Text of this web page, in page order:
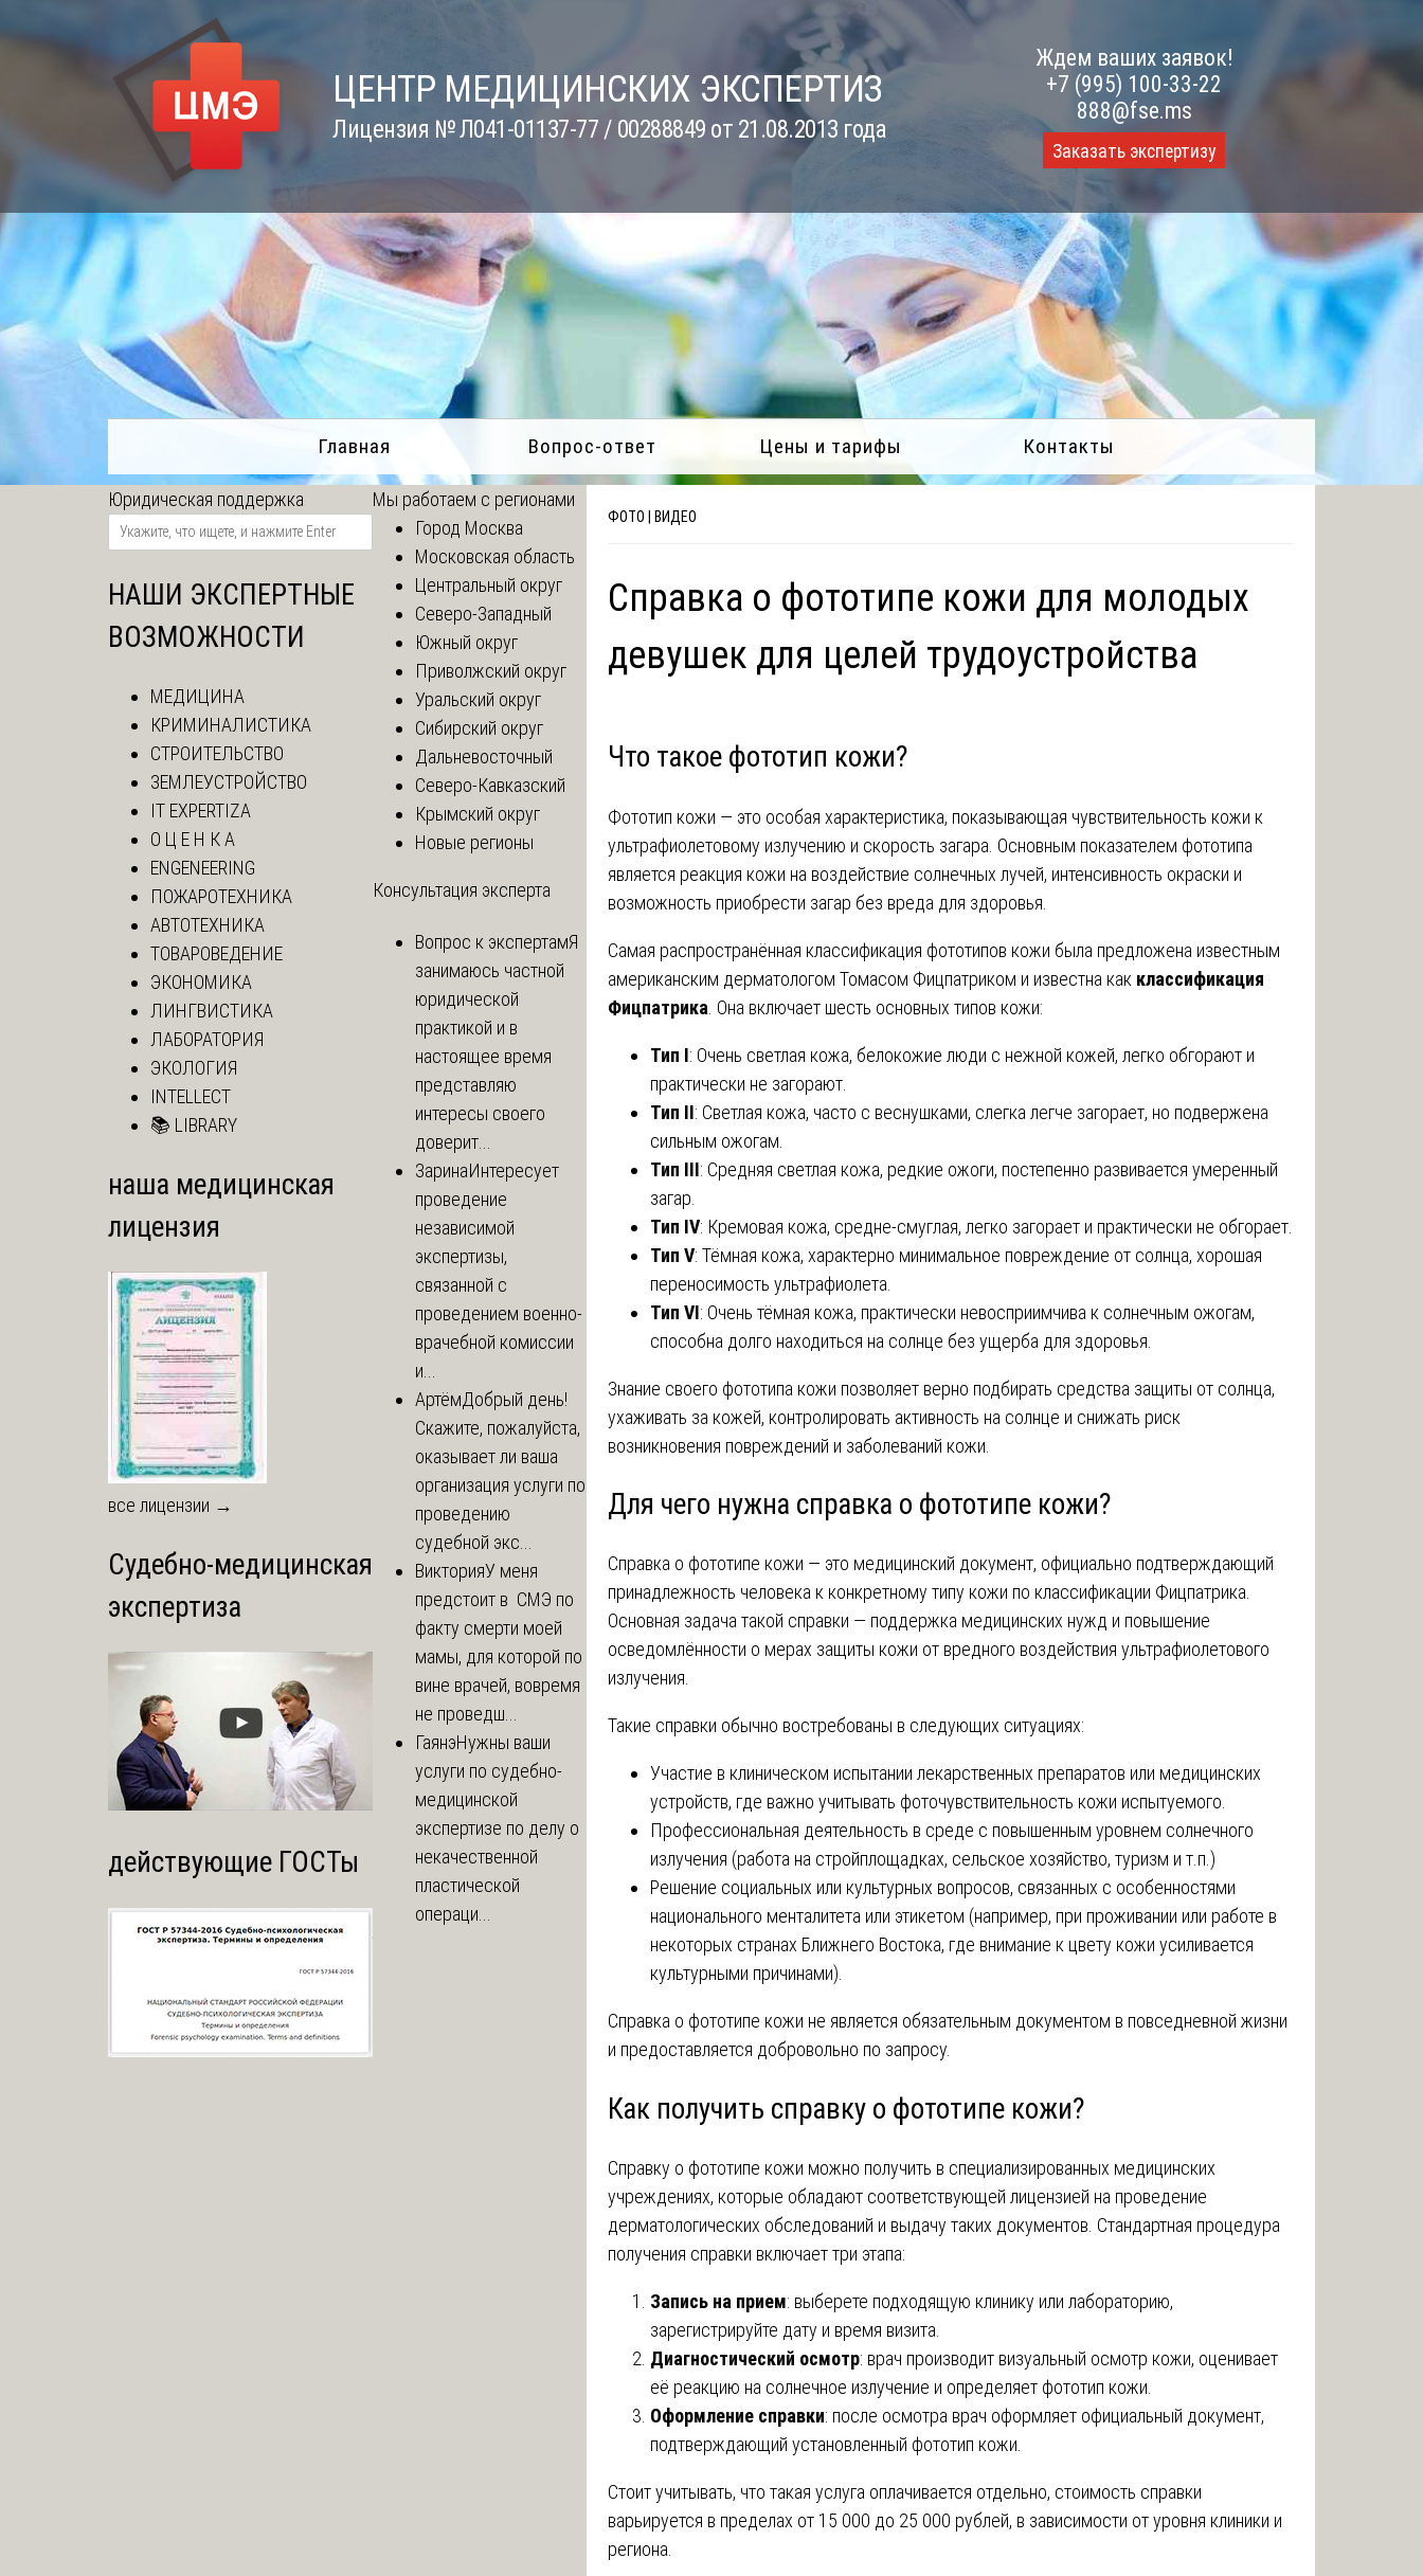
ЦЕНТР МЕДИЦИНСКИХ ЭКСПЕРТИЗ
Лицензия № Л041-01137-77 / 00288849 от 21.08.2013 года
Ждем ваших заявок!
+7 (995) 100-33-22
888@fse.ms
Заказать экспертизу
Главная Вопрос-ответ Цены и тарифы Контакты
ФОТО | ВИДЕО
Справка о фототипе кожи для молодых
девушек для целей трудоустройства
Что такое фототип кожи?
Фототип кожи — это особая характеристика, показывающая чувствительность кожи к
ультрафиолетовому излучению и скорость загара. Основным показателем фототипа
является реакция кожи на воздействие солнечных лучей, интенсивность окраски и
возможность приобрести загар без вреда для здоровья.
Самая распространённая классификация фототипов кожи была предложена известным
американским дерматологом Томасом Фицпатриком и известна как классификация
Фицпатрика . Она включает шесть основных типов кожи:
Тип I: Очень светлая кожа, белокожие люди с нежной кожей, легко обгорают и
практически не загорают.
Тип II: Светлая кожа, часто с веснушками, слегка легче загорает, но подвержена
сильным ожогам.
Тип III: Средняя светлая кожа, редкие ожоги, постепенно развивается умеренный
загар.
Тип IV: Кремовая кожа, средне-смуглая, легко загорает и практически не обгорает.
Тип V: Тёмная кожа, характерно минимальное повреждение от солнца, хорошая
переносимость ультрафиолета.
Тип VI: Очень тёмная кожа, практически невосприимчива к солнечным ожогам,
способна долго находиться на солнце без ущерба для здоровья.
Знание своего фототипа кожи позволяет верно подбирать средства защиты от солнца,
ухаживать за кожей, контролировать активность на солнце и снижать риск
возникновения повреждений и заболеваний кожи.
Для чего нужна справка о фототипе кожи?
Справка о фототипе кожи — это медицинский документ, официально подтверждающий
принадлежность человека к конкретному типу кожи по классификации Фицпатрика.
Основная задача такой справки — поддержка медицинских нужд и повышение
осведомлённости о мерах защиты кожи от вредного воздействия ультрафиолетового
излучения.
Такие справки обычно востребованы в следующих ситуациях:
Участие в клиническом испытании лекарственных препаратов или медицинских
устройств, где важно учитывать фоточувствительность кожи испытуемого.
Профессиональная деятельность в среде с повышенным уровнем солнечного
излучения (работа на стройплощадках, сельское хозяйство, туризм и т.п.)
Решение социальных или культурных вопросов, связанных с особенностями
национального менталитета или этикетом (например, при проживании или работе в
некоторых странах Ближнего Востока, где внимание к цвету кожи усиливается
культурными причинами).
Справка о фототипе кожи не является обязательным документом в повседневной жизни
и предоставляется добровольно по запросу.
Как получить справку о фототипе кожи?
Справку о фототипе кожи можно получить в специализированных медицинских
учреждениях, которые обладают соответствующей лицензией на проведение
дерматологических обследований и выдачу таких документов. Стандартная процедура
получения справки включает три этапа:
Запись на прием: выберете подходящую клинику или лабораторию,
зарегистрируйте дату и время визита.
Диагностический осмотр: врач производит визуальный осмотр кожи, оценивает
её реакцию на солнечное излучение и определяет фототип кожи.
Оформление справки: после осмотра врач оформляет официальный документ,
подтверждающий установленный фототип кожи.
Стоит учитывать, что такая услуга оплачивается отдельно, стоимость справки
варьируется в пределах от 15 000 до 25 000 рублей, в зависимости от уровня клиники и
региона.
Юридическая поддержка
НАШИ ЭКСПЕРТНЫЕ
ВОЗМОЖНОСТИ
МЕДИЦИНА
КРИМИНАЛИСТИКА
СТРОИТЕЛЬСТВО
ЗЕМЛЕУСТРОЙСТВО
IT EXPERTIZA
О Ц Е Н К А
ENGENEERING
ПОЖАРОТЕХНИКА
АВТОТЕХНИКА
ТОВАРОВЕДЕНИЕ
ЭКОНОМИКА
ЛИНГВИСТИКА
ЛАБОРАТОРИЯ
ЭКОЛОГИЯ
INTELLECT
📚 LIBRARY
наша медицинская
лицензия
все лицензии →
Судебно-медицинская
экспертиза
действующие ГОСТы
Мы работаем с регионами
Город Москва
Московская область
Центральный округ
Северо-Западный
Южный округ
Приволжский округ
Уральский округ
Сибирский округ
Дальневосточный
Северо-Кавказский
Крымский округ
Новые регионы
Консультация эксперта
Вопрос к экспертамЯ
занимаюсь частной
юридической
практикой и в
настоящее время
представляю
интересы своего
доверит...
ЗаринаИнтересует
проведение
независимой
экспертизы,
связанной с
проведением военно-
врачебной комиссии
и...
АртёмДобрый день!
Скажите, пожалуйста,
оказывает ли ваша
организация услуги по
проведению
судебной экс...
ВикторияУ меня
предстоит в СМЭ по
факту смерти моей
мамы, для которой по
вине врачей, вовремя
не проведш...
ГаянэНужны ваши
услуги по судебно-
медицинской
экспертизе по делу о
некачественной
пластической
операци...